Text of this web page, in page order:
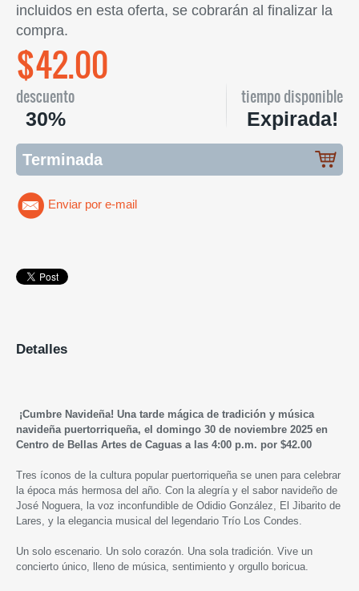
incluidos en esta oferta, se cobrarán al finalizar la
compra.
$42.00
descuento
30%
tiempo disponible
Expirada!
Terminada
Enviar por e-mail
Detalles
¡Cumbre Navideña! Una tarde mágica de tradición y música
navideña puertorriqueña, el domingo 30 de noviembre 2025 en
Centro de Bellas Artes de Caguas a las 4:00 p.m. por $42.00
Tres íconos de la cultura popular puertorriqueña se unen para celebrar
la época más hermosa del año. Con la alegría y el sabor navideño de
José Noguera, la voz inconfundible de Odidio González, El Jibarito de
Lares, y la elegancia musical del legendario Trío Los Condes.
Un solo escenario. Un solo corazón. Una sola tradición. Vive un
concierto único, lleno de música, sentimiento y orgullo boricua.